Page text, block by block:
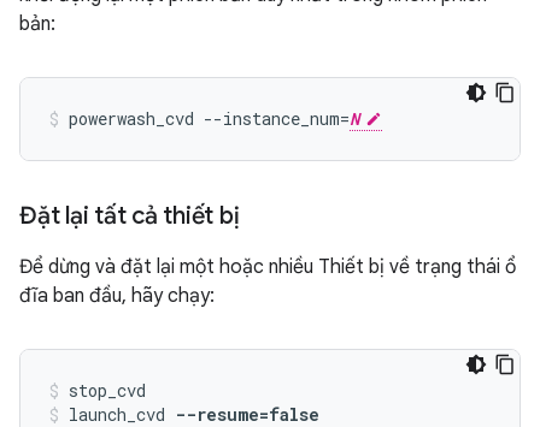
bản:
powerwash_cvd --instance_num=N
Đặt lại tất cả thiết bị
Để dừng và đặt lại một hoặc nhiều Thiết bị về trạng thái ổ
đĩa ban đầu, hãy chạy:
stop_cvd
launch_cvd --resume=false